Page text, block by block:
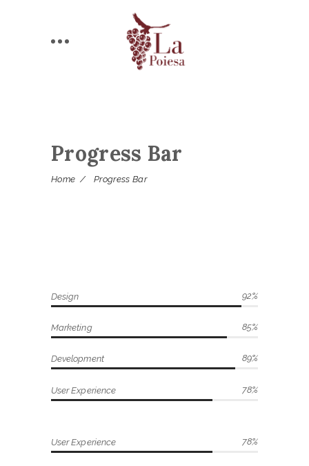
Progress Bar
Home / Progress Bar
Design 92
Marketing 85
Development 89
User Experience 78
User Experience 78